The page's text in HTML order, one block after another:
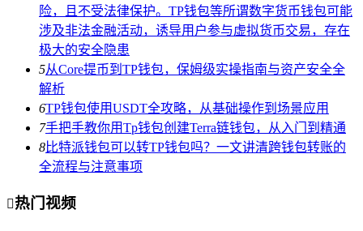
险，且不受法律保护。TP钱包等所谓数字货币钱包可能
涉及非法金融活动，诱导用户参与虚拟货币交易，存在
极大的安全隐患
5从Core提币到TP钱包，保姆级实操指南与资产安全全
解析
6TP钱包使用USDT全攻略，从基础操作到场景应用
7手把手教你用Tp钱包创建Terra链钱包，从入门到精通
8比特派钱包可以转TP钱包吗？一文讲清跨钱包转账的
全流程与注意事项
热门视频